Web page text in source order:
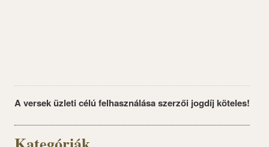
A versek üzleti célú felhasználása szerzői jogdíj köteles!